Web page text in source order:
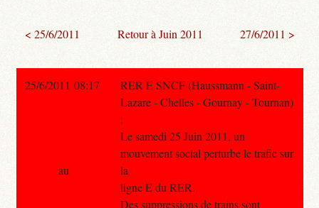
< 25/6/2011 Retour à Juin 2011 27/6/2011 >
25/6/2011 08:17
RER E SNCF (Haussmann - Saint-
Lazare - Chelles - Gournay - Tournan)
:
Le samedi 25 Juin 2011, un
mouvement social perturbe le trafic sur
la
ligne E du RER.
Des suppressions de trains sont
au